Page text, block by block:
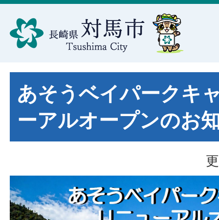
あそうベイパークキ
ーアルオープンのお